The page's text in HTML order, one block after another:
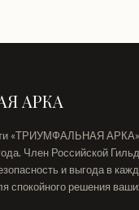
АРКА
«ТРИУМФАЛЬНАЯ
Член Российской
и выгода в
спокойного решения